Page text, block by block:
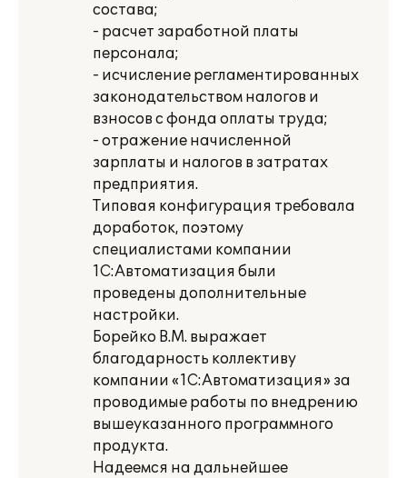
состава;
- расчет заработной платы
персонала;
- исчисление регламентированных
законодательством налогов и
взносов с фонда оплаты труда;
- отражение начисленной
зарплаты и налогов в затратах
предприятия.
Типовая конфигурация требовала
доработок, поэтому
специалистами компании
1С:Автоматизация были
проведены дополнительные
настройки.
Борейко В.М. выражает
благодарность коллективу
компании «1С:Автоматизация» за
проводимые работы по внедрению
вышеуказанного программного
продукта.
Надеемся на дальнейшее